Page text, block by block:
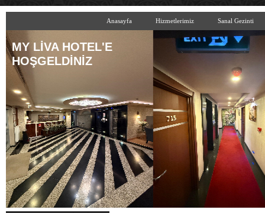
Anasayfa Hizmetlerimiz Sanal Gezinti
MY LİVA HOTEL'E
HOŞGELDİNİZ